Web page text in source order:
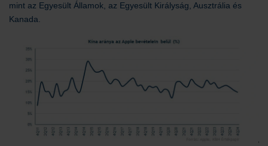
mint az Egyesült Államok, az Egyesült Királyság, Ausztrália és
Kanada.